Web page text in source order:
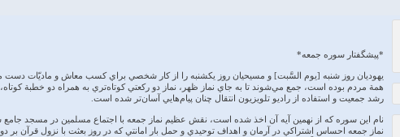
*پیشگفتار سوره جمعه*
يهوديان روز شنبه [يوم السَّبت] و مسيحيان روز يكشنبه را از كار شخصي براي كسب معاش و ماديّات دست
همة مردم بوده است، جمع مي‌شوند تا به جاي نماز ظهر، نماز دو ركعتي كوتاه‌تري به همراه دو خطبة
رشد جمعيت و استفاده از راديو تلويزيون انتقال چنان پيام‌هايي آسان‌تر شده است.
نماز جمعه احساس اشتراكي در آرمان و اهداف توحيدي و حمل بار امانتي كه در روز بعثت با نزول قرآن بر